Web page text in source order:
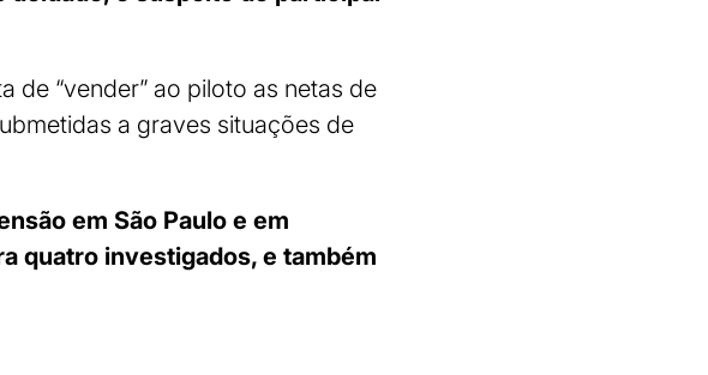
de “vender” ao piloto as netas de
a graves situações de
em São Paulo e em
quatro investigados, e também